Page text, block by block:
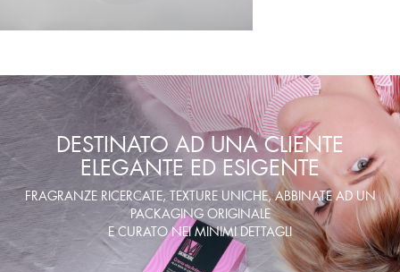
DESTINATO AD UNA CLIENTE
ELEGANTE ED ESIGENTE
FRAGRANZE RICERCATE, TEXTURE UNICHE, ABBINATE AD UN
PACKAGING ORIGINALE
E CURATO NEI MINIMI DETTAGLI